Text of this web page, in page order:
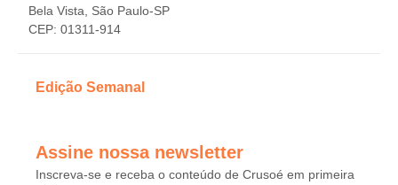
Bela Vista, São Paulo-SP
CEP: 01311-914
Edição Semanal
Assine nossa newsletter
Inscreva-se e receba o conteúdo de Crusoé em primeira